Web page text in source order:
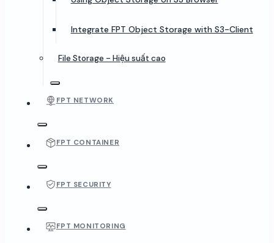
Integrate FPT Object Storage with S3-Client
File Storage - Hiệu suất cao
FPT NETWORK
FPT CONTAINER
FPT SECURITY
FPT MONITORING